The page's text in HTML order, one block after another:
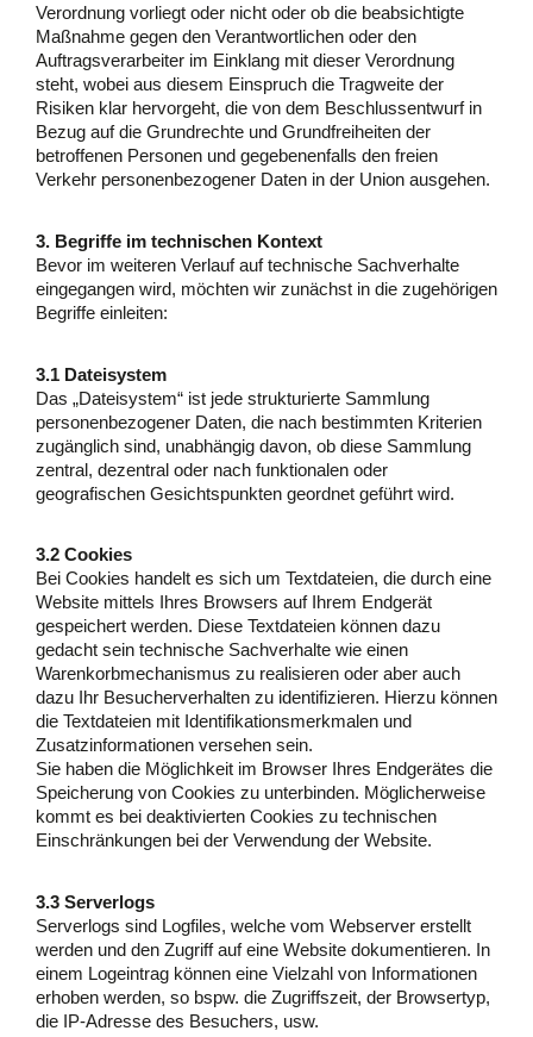
Verordnung vorliegt oder nicht oder ob die beabsichtigte
Maßnahme gegen den Verantwortlichen oder den
Auftragsverarbeiter im Einklang mit dieser Verordnung
steht, wobei aus diesem Einspruch die Tragweite der
Risiken klar hervorgeht, die von dem Beschlussentwurf in
Bezug auf die Grundrechte und Grundfreiheiten der
betroffenen Personen und gegebenenfalls den freien
Verkehr personenbezogener Daten in der Union ausgehen.
3. Begriffe im technischen Kontext
Bevor im weiteren Verlauf auf technische Sachverhalte
eingegangen wird, möchten wir zunächst in die zugehörigen
Begriffe einleiten:
3.1 Dateisystem
Das „Dateisystem“ ist jede strukturierte Sammlung
personenbezogener Daten, die nach bestimmten Kriterien
zugänglich sind, unabhängig davon, ob diese Sammlung
zentral, dezentral oder nach funktionalen oder
geografischen Gesichtspunkten geordnet geführt wird.
3.2 Cookies
Bei Cookies handelt es sich um Textdateien, die durch eine
Website mittels Ihres Browsers auf Ihrem Endgerät
gespeichert werden. Diese Textdateien können dazu
gedacht sein technische Sachverhalte wie einen
Warenkorbmechanismus zu realisieren oder aber auch
dazu Ihr Besucherverhalten zu identifizieren. Hierzu können
die Textdateien mit Identifikationsmerkmalen und
Zusatzinformationen versehen sein.
Sie haben die Möglichkeit im Browser Ihres Endgerätes die
Speicherung von Cookies zu unterbinden. Möglicherweise
kommt es bei deaktivierten Cookies zu technischen
Einschränkungen bei der Verwendung der Website.
3.3 Serverlogs
Serverlogs sind Logfiles, welche vom Webserver erstellt
werden und den Zugriff auf eine Website dokumentieren. In
einem Logeintrag können eine Vielzahl von Informationen
erhoben werden, so bspw. die Zugriffszeit, der Browsertyp,
die IP-Adresse des Besuchers, usw.